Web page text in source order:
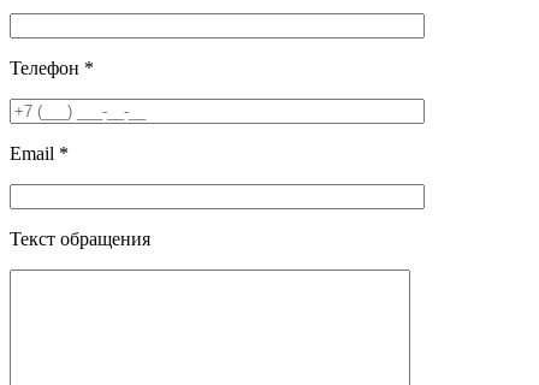
Телефон *
Email *
Текст обращения